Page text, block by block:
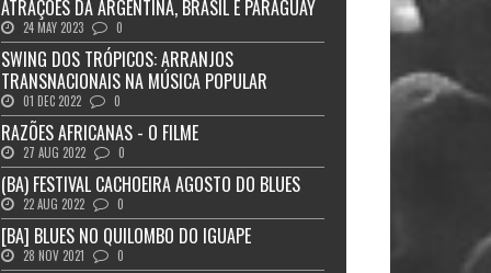
ATRAÇÕES DA ARGENTINA, BRASIL E PARAGUAY
24 MAY 2023 0
SWING DOS TRÓPICOS: ARRANJOS
TRANSNACIONAIS NA MÚSICA POPULAR
01 DEC 2022 0
RAZÕES AFRICANAS - O FILME
27 AUG 2022 0
(BA) FESTIVAL CACHOEIRA AGOSTO DO BLUES
22 AUG 2022 0
[BA] BLUES NO QUILOMBO DO IGUAPE
28 NOV 2021 0